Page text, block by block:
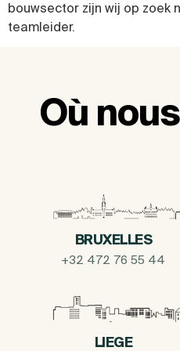
bouwsector zijn wij op zoek
teamleider.
Où
BRUXELLES
+32 472 76 55 44
LIEGE